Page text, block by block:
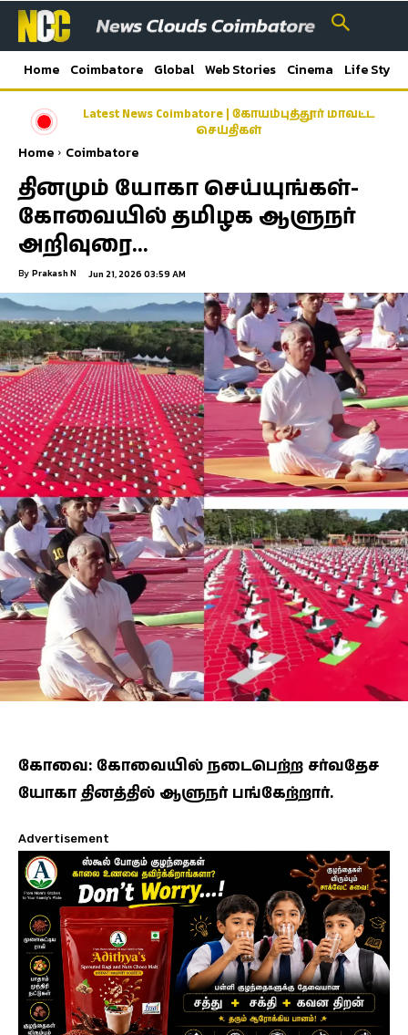
Home Coimbatore Global Web Stories Cinema Life Style
Latest News Coimbatore | கோயம்புத்தூர் மாவட்ட
செய்திகள்
Home Coimbatore
தினமும் யோகா செய்யுங்கள்-
கோவையில் தமிழக ஆளுநர்
அறிவுரை…
By Prakash N Jun 21, 2026 03:59 AM
கோவை: கோவையில் நடைபெற்ற சர்வதேச
யோகா தினத்தில் ஆளுநர் பங்கேற்றார்.
Advertisement